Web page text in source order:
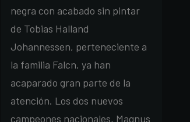
negra con acabado sin pintar
de Tobias Halland
Johannessen, perteneciente a
la familia Falcn, ya han
acaparado gran parte de la
atención. Los dos nuevos
campeones nacionales, Magnus